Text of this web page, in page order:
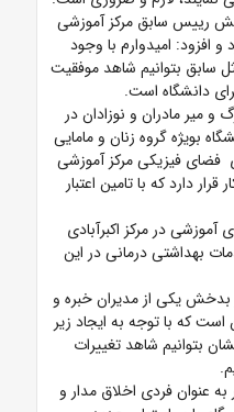
رییس سابق مرکز آموزشی
و افزود: امیدوارم با وجود
سابق بتوانیم شاهد موفقیت
دانشگاه است.
میر مادران و نوزادان در
بویژه گروه زنان و مامایی
فضای فیزیکی مرکز آموزشی
دارد که با تامین اعتبار
آموزشی در مرکز اکبرآبادی
بهداشتی درمانی در این
بدخش یکی از مدیران خبره و
است که با توجه به ایجاد زیر
بتوانیم شاهد تغییرات
به عنوان فردی اخلاق مدار و